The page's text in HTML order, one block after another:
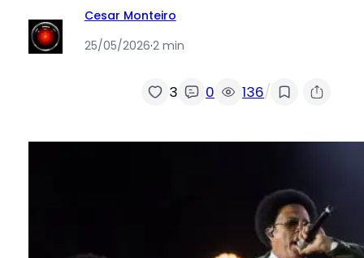
Cesar Monteiro
25/05/2026·2 min
3 0 136/